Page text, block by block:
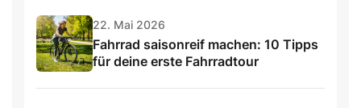
22. Mai 2026
Fahrrad saisonreif machen: 10 Tipps
für deine erste Fahrradtour